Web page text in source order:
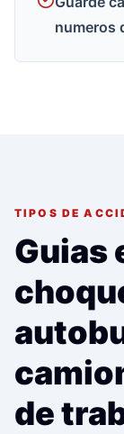
numeros
TIPOS DE
Guias
de